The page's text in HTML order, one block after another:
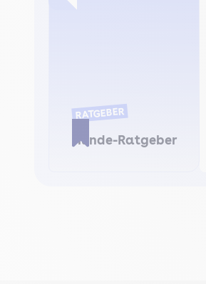
RATGEBER
Hunde-Ratgeber